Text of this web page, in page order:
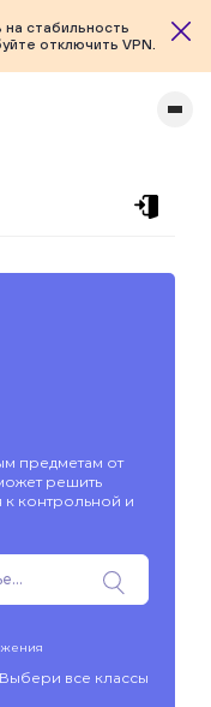
стабильность
отключить VPN.
предметам от
решить
к контрольной и
Выбери все классы